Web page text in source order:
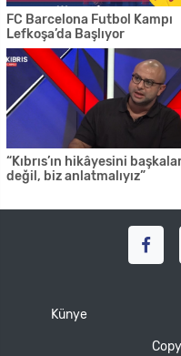
FC Barcelona Futbol Kampı
Lefkoşa’da Başlıyor
“Kıbrıs’ın hikâyesini
değil, biz anlatmalıyız”
Künye